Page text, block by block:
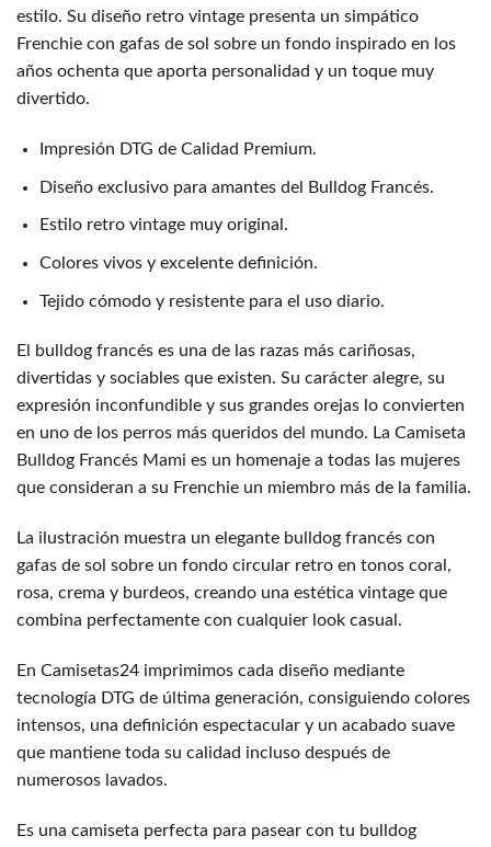
estilo. Su diseño retro vintage presenta un simpático
Frenchie con gafas de sol sobre un fondo inspirado en los
años ochenta que aporta personalidad y un toque muy
divertido.
Impresión DTG de Calidad Premium.
Diseño exclusivo para amantes del Bulldog Francés.
Estilo retro vintage muy original.
Colores vivos y excelente definición.
Tejido cómodo y resistente para el uso diario.
El bulldog francés es una de las razas más cariñosas,
divertidas y sociables que existen. Su carácter alegre, su
expresión inconfundible y sus grandes orejas lo convierten
en uno de los perros más queridos del mundo. La Camiseta
Bulldog Francés Mami es un homenaje a todas las mujeres
que consideran a su Frenchie un miembro más de la familia.
La ilustración muestra un elegante bulldog francés con
gafas de sol sobre un fondo circular retro en tonos coral,
rosa, crema y burdeos, creando una estética vintage que
combina perfectamente con cualquier look casual.
En Camisetas24 imprimimos cada diseño mediante
tecnología DTG de última generación, consiguiendo colores
intensos, una definición espectacular y un acabado suave
que mantiene toda su calidad incluso después de
numerosos lavados.
Es una camiseta perfecta para pasear con tu bulldog